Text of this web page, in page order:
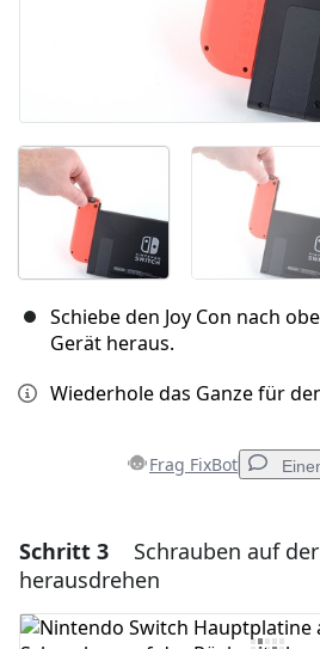
Schiebe den Joy Con nach
Gerät heraus.
Wiederhole das Ganze für
Frag FixBot
Einen Kommentar
Kommentar hinzufügen
Schritt 3
Schrauben auf
herausdrehen